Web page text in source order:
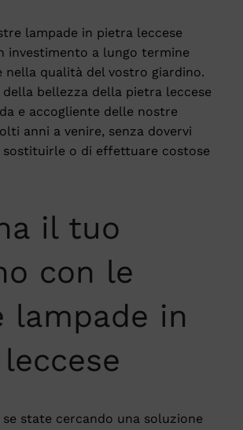
lampade in pietra leccese
investimento a lungo termine
nella qualità del vostro giardino.
bellezza della pietra leccese
e accogliente delle nostre
anni a venire, senza dovervi
sostituirle o di effettuare costose
il tuo
con le
lampade in
state cercando una soluzione